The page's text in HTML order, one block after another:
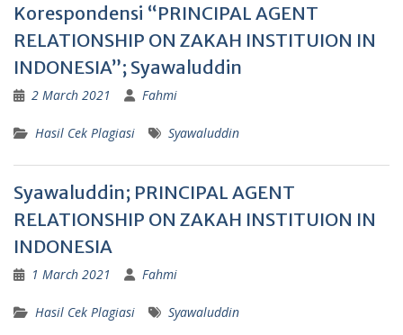
Korespondensi “PRINCIPAL AGENT
RELATIONSHIP ON ZAKAH INSTITUION IN
INDONESIA”; Syawaluddin
2 March 2021 Fahmi
Hasil Cek Plagiasi Syawaluddin
Syawaluddin; PRINCIPAL AGENT
RELATIONSHIP ON ZAKAH INSTITUION IN
INDONESIA
1 March 2021 Fahmi
Hasil Cek Plagiasi Syawaluddin